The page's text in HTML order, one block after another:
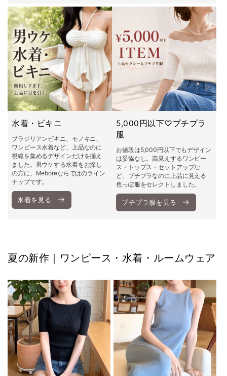
水着・ビキニ
ブラジリアンビキニ、モノキニ、
ワンピース水着など、上品なのに
視線を集めるデザインだけを揃え
ました。男ウケする水着をお探し
の方に、Meboreならではのライン
ナップです。
水着を見る
5,000円以下♡プチプラ
服
お値段は5,000円以下でもデザイン
は妥協なし。高見えするワンピー
ス・トップス・セットアップな
ど、プチプラなのに上品に見える
色っぽ服をセレクトしました。
プチプラ服を見る
夏の新作｜ワンピース・水着・ルームウェア